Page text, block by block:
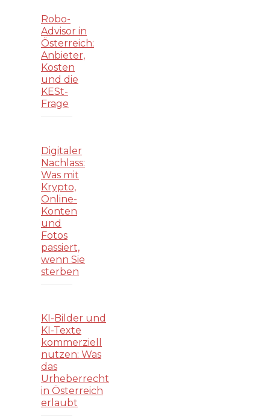
Robo-
Advisor in
Österreich:
Anbieter,
Kosten
und die
KESt-
Frage
Digitaler
Nachlass:
Was mit
Krypto,
Online-
Konten
und
Fotos
passiert,
wenn Sie
sterben
KI-Bilder und
KI-Texte
kommerziell
nutzen: Was
das
Urheberrecht
in Österreich
erlaubt